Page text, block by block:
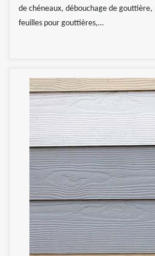
de chéneaux, débouchage de
feuilles pour gouttières,…